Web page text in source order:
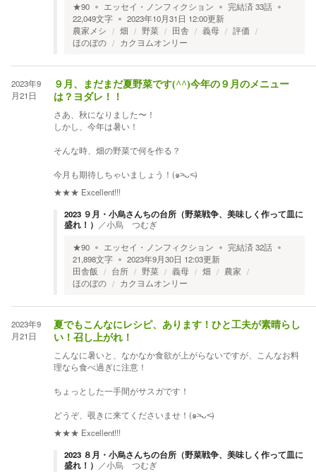
★90 エッセイ・ノンフィクション 完結済33話
22,049文字 2023年10月31日 12:00更新
農家メシ
畑 野菜 田舎 義母
評価
ほのぼの
カクヨムオンリー
2023年9
月21日
９月、まだまだ夏野菜です(^^)今年の９月のメニュー
は？ヨダレ！！
さあ、秋になりました〜！
しかし、今年は暑い！
そんな時、畑の野菜で何を作る？
今月も期待しちゃいましょう！(๑˃̵ᴗ˂̵)
★★★ Excellent!!!
2023 ９月・小烏さんちの台所（野菜戦争、美味しく作って皿に
盛れ！）
／小烏 つむぎ
★90 エッセイ・ノンフィクション 完結済32話
21,898文字 2023年9月30日 12:03更新
田舎飯
台所 野菜 義母 畑
農家
ほのぼの
カクヨムオンリー
2023年9
月21日
夏でもこんなにレシピ、あります！ひと工夫が素晴らし
い！召し上がれ！
こんなに暑いと、なかなか食欲が上がらないですが、こんなお料
理なら食べ過ぎに注意！
ちょっとした一手間がサスガです！
どうぞ、覗きに来てくださいませ！(๑˃̵ᴗ˂̵)
★★★ Excellent!!!
2023 ８月・小烏さんちの台所（野菜戦争、美味しく作って皿に
盛れ！）
／小烏 つむぎ